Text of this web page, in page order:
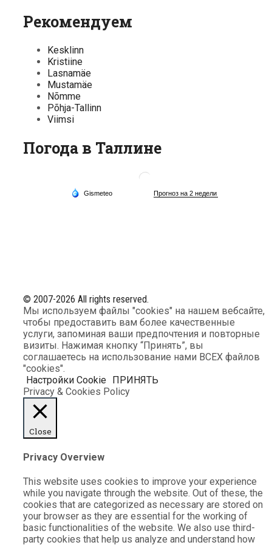
Рекомендуем
Kesklinn
Kristiine
Lasnamäe
Mustamäe
Nõmme
Põhja-Tallinn
Viimsi
Погода в Таллине
© 2007-2026 All rights reserved.
Мы используем файлы "cookies" на нашем вебсайте,
чтобы предоставить вам более качественные
услуги, запоминая ваши предпочтения и повторные
визиты. Нажимая кнопку “Принять”, вы
соглашаетесь на использование нами ВСЕХ файлов
"cookies".
Настройки Cookie ПРИНЯТЬ
Privacy & Cookies Policy
Close
Privacy Overview
This website uses cookies to improve your experience
while you navigate through the website. Out of these, the
cookies that are categorized as necessary are stored on
your browser as they are essential for the working of
basic functionalities of the website. We also use third-
party cookies that help us analyze and understand how